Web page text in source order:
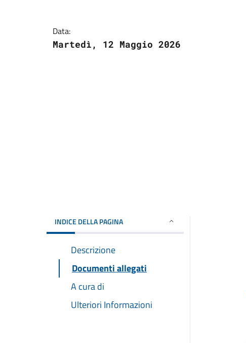
Data:
Martedì, 12 Maggio 2026
INDICE DELLA PAGINA
Descrizione
Documenti allegati
A cura di
Ulteriori Informazioni